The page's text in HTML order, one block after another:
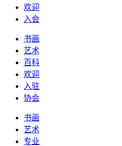
欢迎
入会
书画
艺术
百科
欢迎
入驻
协会
书画
艺术
专业